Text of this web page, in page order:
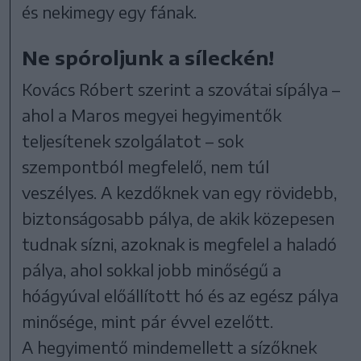
és nekimegy egy fának.
Ne spóroljunk a síleckén!
Kovács Róbert szerint a szovátai sípálya –
ahol a Maros megyei hegyimentők
teljesítenek szolgálatot – sok
szempontból megfelelő, nem túl
veszélyes. A kezdőknek van egy rövidebb,
biztonságosabb pálya, de akik közepesen
tudnak sízni, azoknak is megfelel a haladó
pálya, ahol sokkal jobb minőségű a
hóágyúval előállított hó és az egész pálya
minősége, mint pár évvel ezelőtt.
A hegyimentő mindemellett a sízőknek